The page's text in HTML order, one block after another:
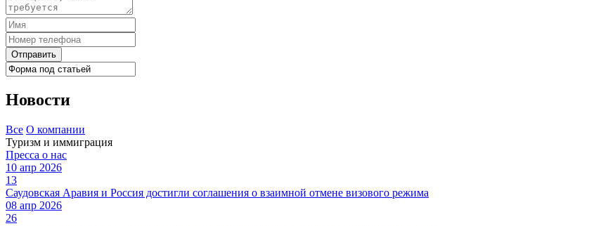
Отправить
Новости
Все О компании
Туризм и иммиграция
Пресса о нас
10 апр 2026
13
Саудовская Аравия и Россия достигли соглашения о взаимной отмене визового режима
08 апр 2026
26